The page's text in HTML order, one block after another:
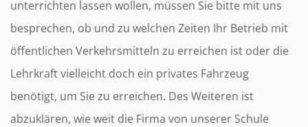
unterrichten lassen wollen, müssen Sie bitte mit uns
besprechen, ob und zu welchen Zeiten Ihr Betrieb mit
öffentlichen Verkehrsmitteln zu erreichen ist oder die
Lehrkraft vielleicht doch ein privates Fahrzeug
benötigt, um Sie zu erreichen. Des Weiteren ist
abzuklären, wie weit die Firma von unserer Schule